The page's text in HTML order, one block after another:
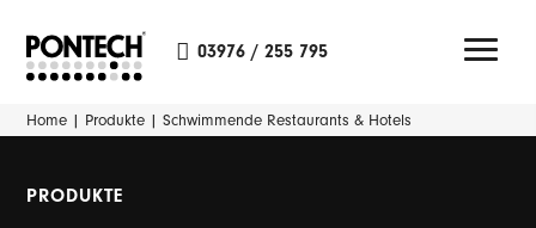
03976 / 255 795
Home | Produkte |Schwimmende Restaurants & Hotels
PRODUKTE